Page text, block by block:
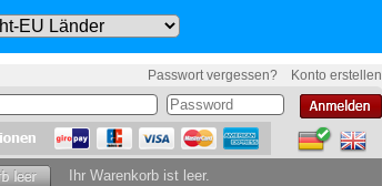
Passwort vergessen? Konto erstellen
Ihr Warenkorb ist leer.